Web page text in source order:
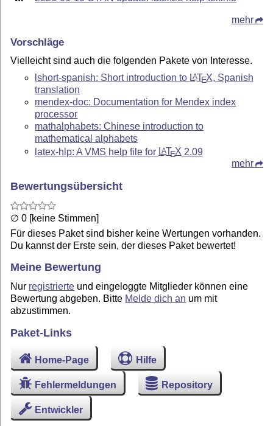
mehr
Vorschläge
Vielleicht sind auch die folgenden Pakete von Interesse.
lshort-spanish: Short introduction to LATEX, Spanish
translation
mendex-doc: Documentation for Mendex index
processor
mathalphabets: Chinese introduction to
mathematical alphabets
latex-hlp: A VMS help file for LATEX 2.09
mehr
Bewertungsübersicht
∅ 0 [keine Stimmen]
Für dieses Paket sind bisher keine Wertungen vorhanden.
Du kannst der Erste sein, der dieses Paket bewertet!
Meine Bewertung
Nur registrierte und eingeloggte Mitglieder können eine
Bewertung abgeben. Bitte Melde dich an um mit
abzustimmen.
Paket-Links
Home-Page Hilfe
Fehlermeldungen Repository
Entwickler